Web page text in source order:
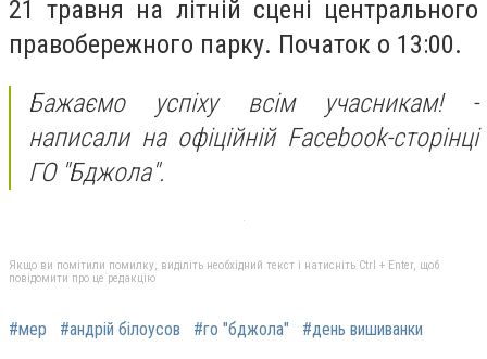
21 травня на літній сцені центрального
правобережного парку. Початок о 13:00.
Бажаємо успіху всім учасникам! -
написали на офіційній Facebook-сторінці
ГО "Бджола".
Якщо ви помітили помилку, виділіть необхідний текст і натисніть Ctrl + Enter, щоб
повідомити про це редакцію
#мер #андрій білоусов #го "бджола" #день вишиванки